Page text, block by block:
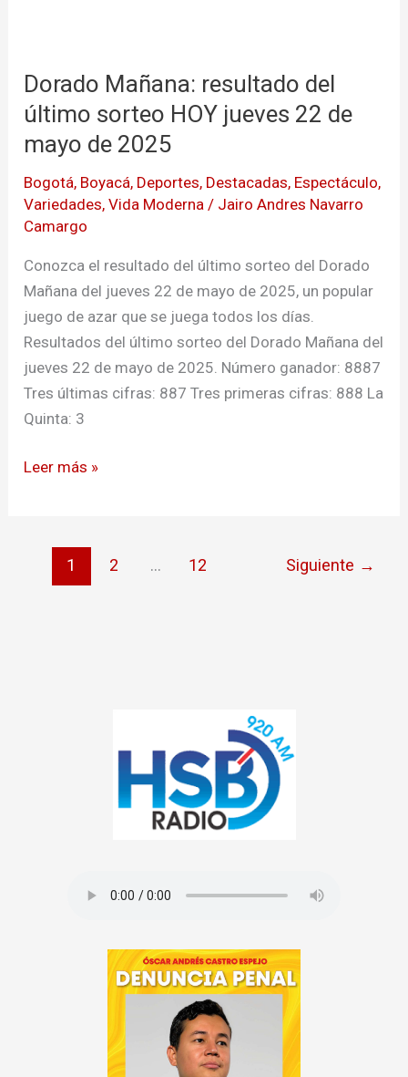
Dorado Mañana: resultado del
último sorteo HOY jueves 22 de
mayo de 2025
Bogotá, Boyacá, Deportes, Destacadas, Espectáculo,
Variedades,Vida Moderna / Jairo Andres Navarro
Camargo
Conozca el resultado del último sorteo del Dorado
Mañana del jueves 22 de mayo de 2025, un popular
juego de azar que se juega todos los días.
Resultados del último sorteo del Dorado Mañana del
jueves 22 de mayo de 2025. Número ganador: 8887
Tres últimas cifras: 887 Tres primeras cifras: 888 La
Quinta: 3
resultado
del
sorteo
HOY
jueves
22
de
mayo
de
2025
Leer más »
1 2 … 12 Siguiente →